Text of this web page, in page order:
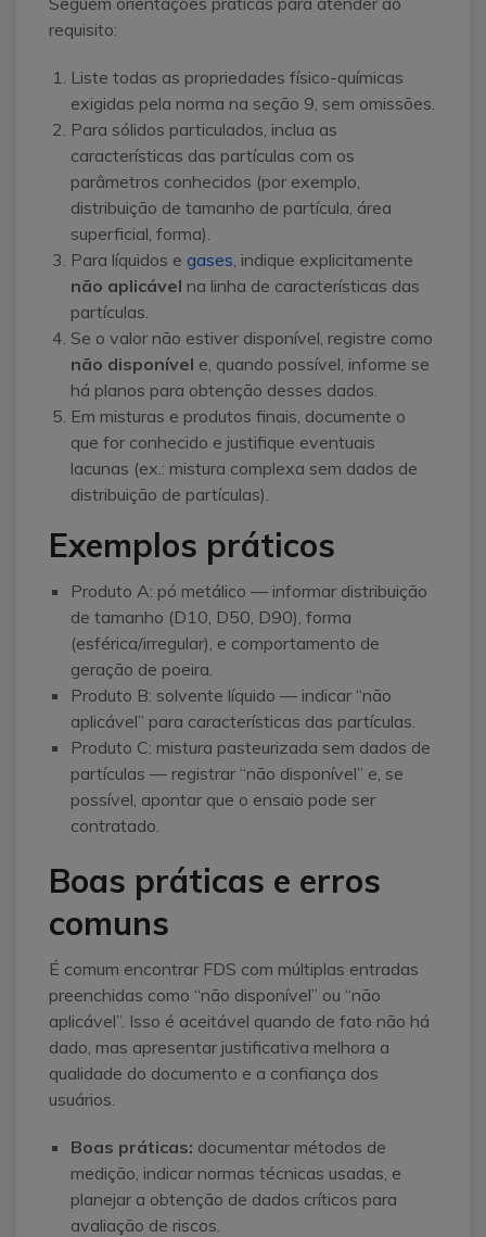
requisito:
Liste todas as propriedades físico-químicas
exigidas pela norma na seção 9, sem omissões.
Para sólidos particulados, inclua as
características das partículas com os
parâmetros conhecidos (por exemplo,
distribuição de tamanho de partícula, área
superficial, forma).
Para líquidos e gases , indique explicitamente
não aplicável na linha de características das
partículas.
Se o valor não estiver disponível, registre como
não disponível e, quando possível, informe se
há planos para obtenção desses dados.
Em misturas e produtos finais, documente o
que for conhecido e justifique eventuais
lacunas (ex.: mistura complexa sem dados de
distribuição de partículas).
Exemplos práticos
Produto A: pó metálico — informar distribuição
de tamanho (D10, D50, D90), forma
(esférica/irregular), e comportamento de
geração de poeira.
Produto B: solvente líquido — indicar “não
aplicável” para características das partículas.
Produto C: mistura pasteurizada sem dados de
partículas — registrar “não disponível” e, se
possível, apontar que o ensaio pode ser
contratado.
Boas práticas e erros
comuns
É comum encontrar FDS com múltiplas entradas
preenchidas como “não disponível” ou “não
aplicável”. Isso é aceitável quando de fato não há
dado, mas apresentar justificativa melhora a
qualidade do documento e a confiança dos
usuários.
Boas práticas: documentar métodos de
medição, indicar normas técnicas usadas, e
planejar a obtenção de dados críticos para
avaliação de riscos.